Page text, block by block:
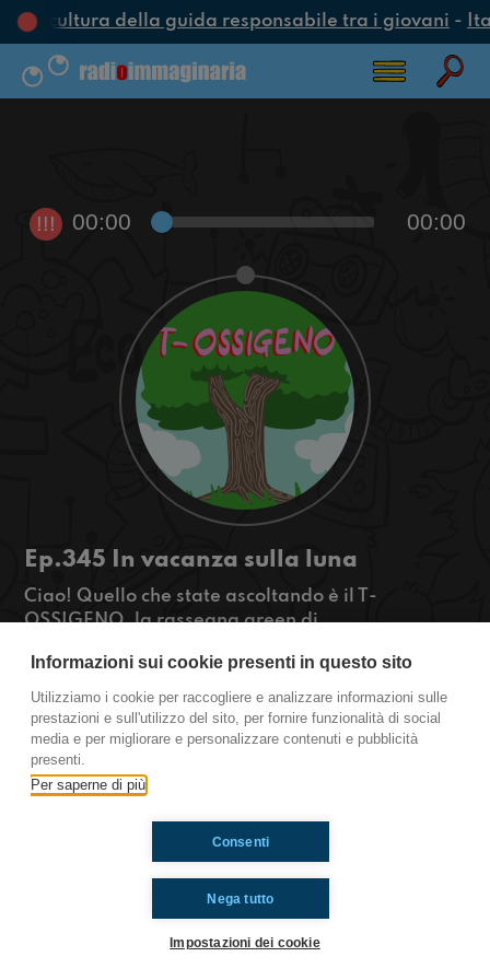
cultura della guida responsabile tra i giovani-
!!! 00:00 00:00
Ep.345 In vacanza sulla luna
Ciao! Quello che state ascoltando è il T-
OSSIGENO, la rassegna green di
natura e animali. Oggi parleremo di come in
futuro (forse) potremmo andare in vacanza sulla
luna.
https://www.radioimmaginaria.it
Informazioni sui cookie presenti in questo sito
Utilizziamo i cookie per raccogliere e analizzare informazioni sulle
prestazioni e sull'utilizzo del sito, per fornire funzionalità di social
media e per migliorare e personalizzare contenuti e pubblicità
presenti.
Per saperne di più
Nega tutto
Consenti
Impostazioni dei cookie